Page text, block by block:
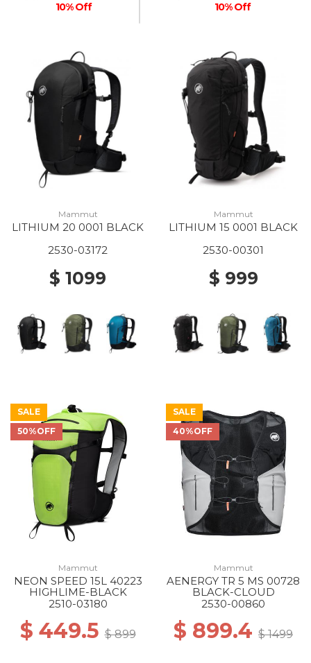
10% Off 10% Off
Mammut
LITHIUM 20 0001 BLACK
2530-03172
$ 1099
Mammut
LITHIUM 15 0001 BLACK
2530-00301
$ 999
SALE
50%OFF
Mammut
NEON SPEED 15L 40223
HIGHLIME-BLACK
2510-03180
$ 449.5$ 899
SALE
40%OFF
Mammut
AENERGY TR 5 MS 00728
BLACK-CLOUD
2530-00860
$ 899.4 $ 1499